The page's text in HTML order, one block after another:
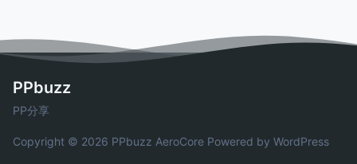
PPbuzz
PP分享
Copyright © 2026 PPbuzz AeroCore Powered by WordPress